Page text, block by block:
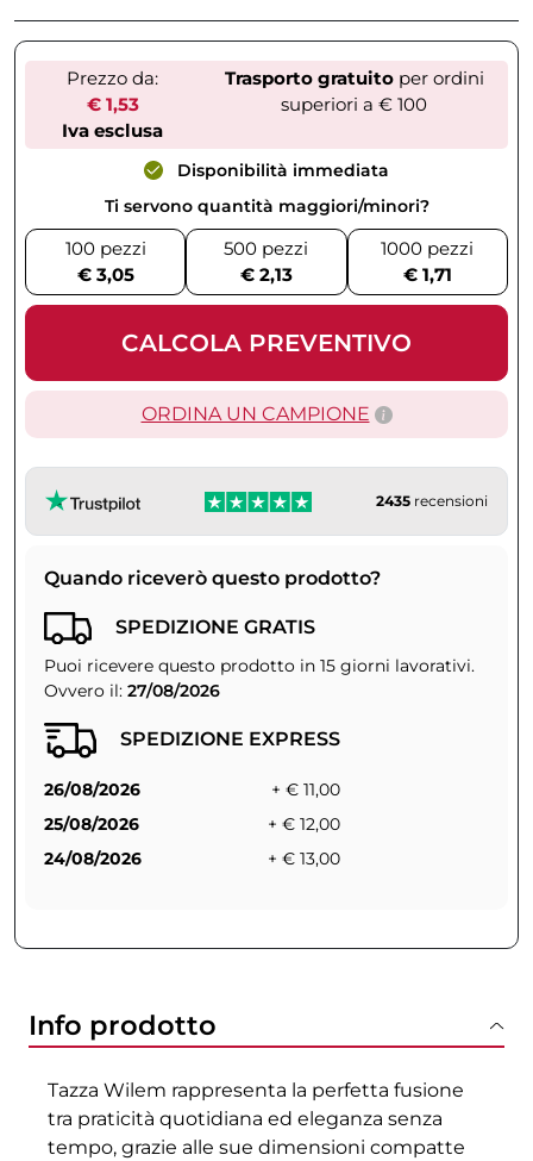
Prezzo da:
€ 1,53
Iva esclusa
Trasporto gratuitoper ordini
superiori a € 100
Disponibilità immediata
Ti servono quantità maggiori/minori?
100 pezzi
€ 3,05
500 pezzi
€ 2,13
1000 pezzi
€ 1,71
CALCOLA PREVENTIVO
ORDINA UN CAMPIONE
2435 recensioni
Quando riceverò questo prodotto?
SPEDIZIONE GRATIS
Puoi ricevere questo prodotto in 15 giorni lavorativi.
Ovvero il: 27/08/2026
SPEDIZIONE EXPRESS
26/08/2026
+ € 11,00
25/08/2026
+ € 12,00
24/08/2026
+ € 13,00
Info prodotto
Tazza Wilem rappresenta la perfetta fusione
tra praticità quotidiana ed eleganza senza
tempo, grazie alle sue dimensioni compatte